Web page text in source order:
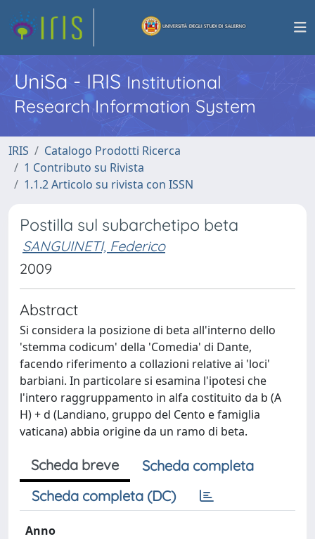
UniSa - IRISInstitutional
Research Information System
IRIS
Catalogo Prodotti Ricerca
1 Contributo su Rivista
1.1.2 Articolo su rivista con ISSN
Postilla sul subarchetipo beta
SANGUINETI, Federico
2009
Abstract
Si considera la posizione di beta all'interno dello
'stemma codicum' della 'Comedia' di Dante,
facendo riferimento a collazioni relative ai 'loci'
barbiani. In particolare si esamina l'ipotesi che
l'intero raggruppamento in alfa costituito da b (A
H) + d (Landiano, gruppo del Cento e famiglia
vaticana) abbia origine da un ramo di beta.
Scheda breve
Scheda completa
Scheda completa (DC)
Anno